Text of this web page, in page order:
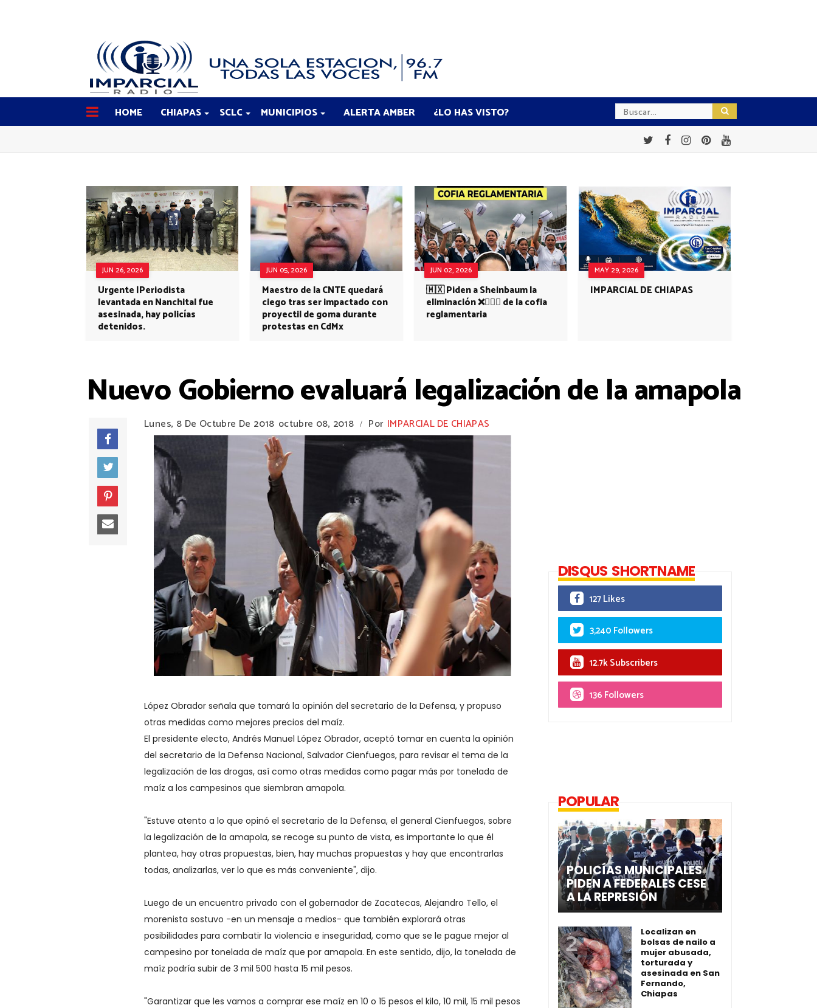
HOME CHIAPAS SCLC MUNICIPIOS ALERTA AMBER ¿LO HAS VISTO?
JUN 26, 2026
Urgente |Periodista
levantada en Nanchital fue
asesinada, hay policías
detenidos.
JUN 05, 2026
Maestro de la CNTE quedará
ciego tras ser impactado con
proyectil de goma durante
protestas en CdMx
JUN 02, 2026
🇲🇽 Piden a Sheinbaum la
eliminación ❌👩🏻‍⚕️ de la cofia
reglamentaria
MAY 29, 2026
IMPARCIAL DE CHIAPAS
Nuevo Gobierno evaluará legalización de la amapola
Lunes, 8 De Octubre De 2018 octubre 08, 2018 / Por IMPARCIAL DE CHIAPAS
López Obrador señala que tomará la opinión del secretario de la Defensa, y propuso
otras medidas como mejores precios del maíz.
El presidente electo, Andrés Manuel López Obrador, aceptó tomar en cuenta la opinión
del secretario de la Defensa Nacional, Salvador Cienfuegos, para revisar el tema de la
legalización de las drogas, así como otras medidas como pagar más por tonelada de
maíz a los campesinos que siembran amapola.
"Estuve atento a lo que opinó el secretario de la Defensa, el general Cienfuegos, sobre
la legalización de la amapola, se recoge su punto de vista, es importante lo que él
plantea, hay otras propuestas, bien, hay muchas propuestas y hay que encontrarlas
todas, analizarlas, ver lo que es más conveniente", dijo.
Luego de un encuentro privado con el gobernador de Zacatecas, Alejandro Tello, el
morenista sostuvo -en un mensaje a medios- que también explorará otras
posibilidades para combatir la violencia e inseguridad, como que se le pague mejor al
campesino por tonelada de maíz que por amapola. En este sentido, dijo, la tonelada de
maíz podría subir de 3 mil 500 hasta 15 mil pesos.
"Garantizar que les vamos a comprar ese maíz en 10 o 15 pesos el kilo, 10 mil, 15 mil pesos
DISQUS SHORTNAME
127 Likes
3,240 Followers
12.7k Subscribers
136 Followers
POPULAR
POLICÍAS MUNICIPALES
PIDEN A FEDERALES CESE
A LA REPRESIÓN
Localizan en
bolsas de nailo a
mujer abusada,
torturada y
asesinada en San
Fernando,
Chiapas